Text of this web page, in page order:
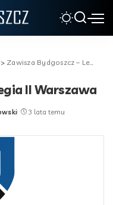
> Zawisza Bydgoszcz – Legia II Warszawa
II Warszawa
3 lata temu